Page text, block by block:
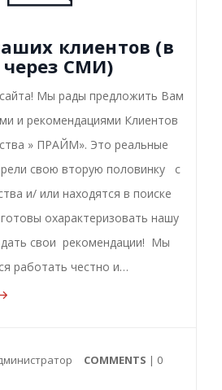
клиентов (в
через СМИ)
Мы рады предложить Вам
и рекомендациями Клиентов
» ПРАЙМ». Это реальные
свою вторую половинку с
и/ или находятся в поиске
охарактеризовать нашу
дать свои рекомендации! Мы
работать честно и…
COMMENTS | 0